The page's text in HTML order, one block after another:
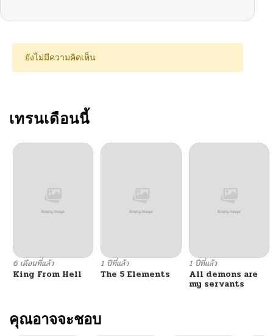
10/06/2024
ตอนที่ 9 10/06/2024
ตอนที่ 7
ตอนที่ 6
10/06/2024
ตอนที่ 3
ตอนที่ 2 10/06/2024
ตอนที่ 1
ยังไม่มีความคิดเห็น
เทรนเดือนนี้
6 เดือนที่แล้ว
King From Hell
1 ปีที่แล้ว
The 5 Elements
1 ปีที่แล้ว
All demons are
my servants
คุณอาจจะชอบ